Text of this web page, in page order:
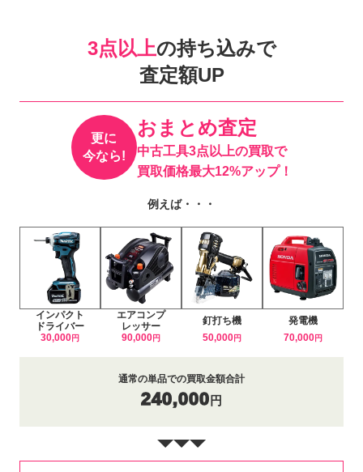
3点以上の持ち込みで
査定額UP
更に
今なら!
おまとめ査定
中古工具3点以上の買取で
買取価格最大12%アップ！
例えば・・・
インパクト
ドライバー
30,000円
エアコンプ
レッサー
90,000円
釘打ち機
50,000円
発電機
70,000円
通常の単品での買取金額合計
240,000 円